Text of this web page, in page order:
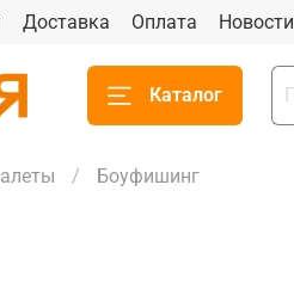
Доставка Оплата Новости
Каталог
Боуфишинг